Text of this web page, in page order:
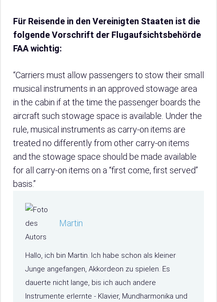
Für Reisende in den Vereinigten Staaten ist die
folgende Vorschrift der Flugaufsichtsbehörde
FAA wichtig:
“Carriers must allow passengers to stow their small
musical instruments in an approved stowage area
in the cabin if at the time the passenger boards the
aircraft such stowage space is available. Under the
rule, musical instruments as carry-on items are
treated no differently from other carry-on items
and the stowage space should be made available
for all carry-on items on a “first come, first served”
basis.”
Martin
Hallo, ich bin Martin. Ich habe schon als kleiner
Junge angefangen, Akkordeon zu spielen. Es
dauerte nicht lange, bis ich auch andere
Instrumente erlernte - Klavier, Mundharmonika und